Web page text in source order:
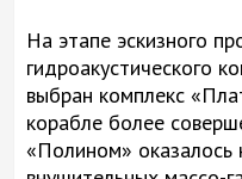
На этапе эскизного
гидроакустического
выбран комплекс
корабле более
«Полином» оказалось